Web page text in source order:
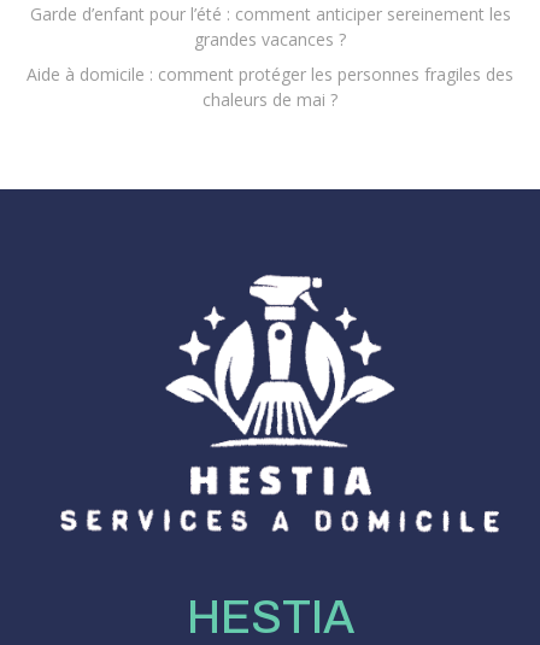
Garde d’enfant pour l’été : comment anticiper sereinement les
grandes vacances ?
Aide à domicile : comment protéger les personnes fragiles des
chaleurs de mai ?
HESTIA